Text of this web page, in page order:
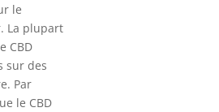
le
La plupart
CBD
sur des
Par
le CBD